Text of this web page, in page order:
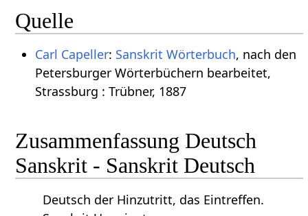
Quelle
Carl Capeller: Sanskrit Wörterbuch, nach den
Petersburger Wörterbüchern bearbeitet,
Strassburg : Trübner, 1887
Zusammenfassung Deutsch
Sanskrit - Sanskrit Deutsch
Deutsch der Hinzutritt, das Eintreffen.